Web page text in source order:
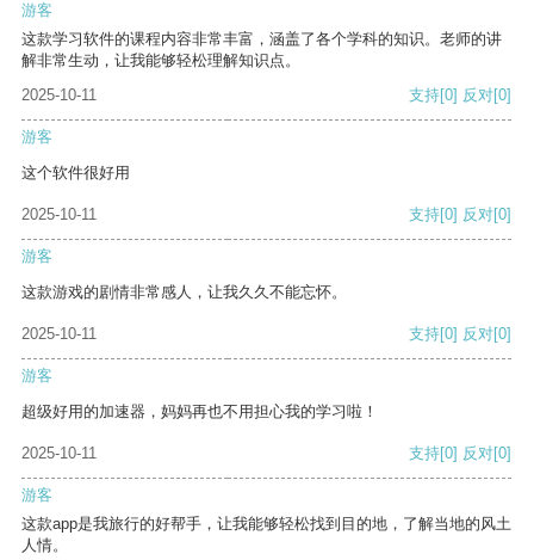
游客
这款学习软件的课程内容非常丰富，涵盖了各个学科的知识。老师的讲
解非常生动，让我能够轻松理解知识点。
2025-10-11
支持[0] 反对[0]
游客
这个软件很好用
2025-10-11 支持[0] 反对[0]
游客
这款游戏的剧情非常感人，让我久久不能忘怀。
2025-10-11 支持[0] 反对[0]
游客
超级好用的加速器，妈妈再也不用担心我的学习啦！
2025-10-11 支持[0] 反对[0]
游客
这款app是我旅行的好帮手，让我能够轻松找到目的地，了解当地的风土
人情。